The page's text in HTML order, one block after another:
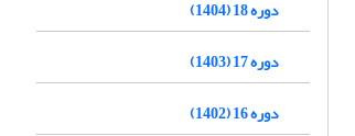
دوره 18 (1404)
دوره 17 (1403)
دوره 16 (1402)